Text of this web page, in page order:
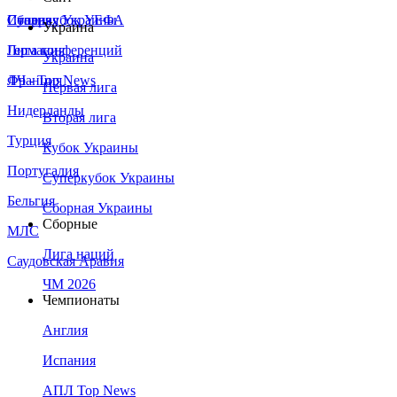
Сборная Украины
Италия
Германия
Франция
Нидерланды
Турция
Португалия
Бельгия
МЛС
Саудовская Аравия
Суперкубок УЕФА
Лига конференций
ЛЧ - Top News
Украина
Украина
Первая лига
Вторая лига
Кубок Украины
Суперкубок Украины
Сборная Украины
Сборные
Лига наций
ЧМ 2026
Чемпионаты
Англия
Испания
АПЛ Top News